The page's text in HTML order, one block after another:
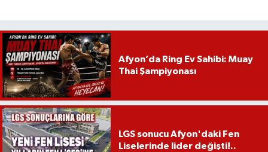
Afyon’da Ring Ev Sahibi: Muay
Thai Şampiyonası
LGS sonucu Afyon'daki Fen
Liselerinde lider değişti!..